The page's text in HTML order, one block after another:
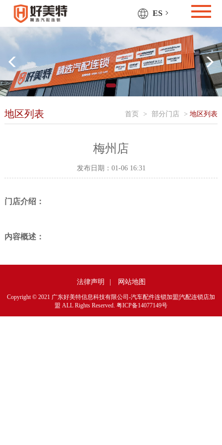
ES
首页 > 部分门店 >地区列表
地区列表
梅州店
发布日期：01-06 16:31
门店介绍：
内容概述：
法律声明 | 网站地图
Copyright © 2021 广东好美特信息科技有限公司-汽车配件连锁加盟|汽配连锁店加
盟 ALL Rights Reserved. 粤ICP备14077149号